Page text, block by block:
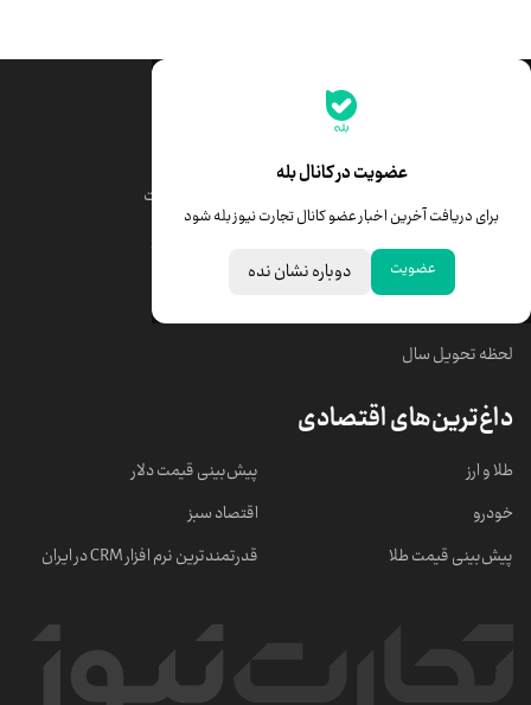
عضویت در کانال بله
برای دریافت آخرین اخبار عضو کانال تجارت نیوز بله شود
عضویت دوباره نشان نده
جدیدترین قیمت‌ها
قیمت درهم امارات
خبرهای مهم
لحظه تحویل سال
داغ‌ترین‌های اقتصادی
طلا و ارز
خودرو
پیش‌بینی قیمت طلا
پیش‌بینی قیمت دلار
اقتصاد سبز
قدرتمندترین نرم‌ افزار CRM در ایران